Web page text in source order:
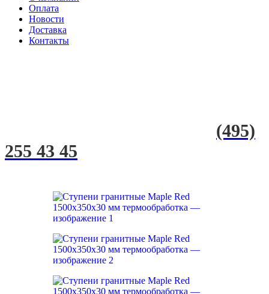
Оплата
Новости
Доставка
Контакты
(495)
255 43 45